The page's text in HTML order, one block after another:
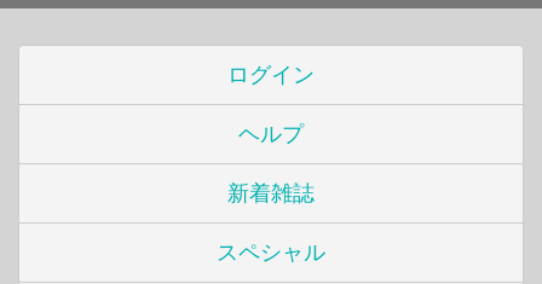
ログイン
ヘルプ
新着雑誌
スペシャル